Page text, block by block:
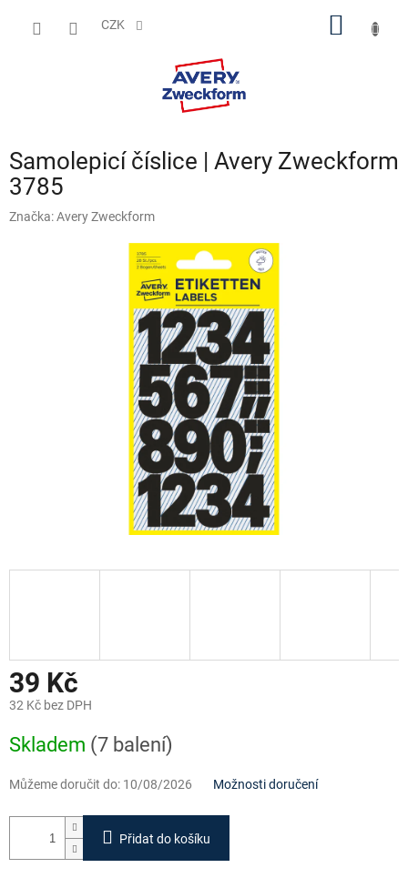
CZK
Samolepicí číslice | Avery Zweckform
3785
Značka:Avery Zweckform
39 Kč
32 Kč bez DPH
cena:
Skladem (7 balení)
Můžeme doručit do: 10/08/2026 Možnosti doručení
Přidat do košíku